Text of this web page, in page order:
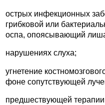
острых инфекционных
грибковой или
оспа, опоясывающий
нарушениях слуха;
угнетение
фоне сопутствующей
предшествующей